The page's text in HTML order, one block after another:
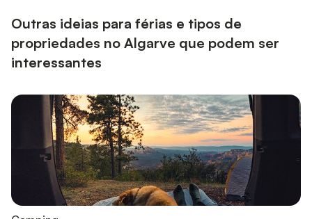
Outras ideias para férias e tipos de
propriedades no Algarve que podem ser
interessantes